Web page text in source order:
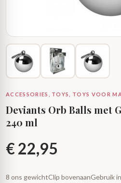
ACCESSORIES, TOYS, TOYS VOOR
Deviants Orb Balls met
240 ml
€22,95
8 ons gewichtClip bovenaanGebruik